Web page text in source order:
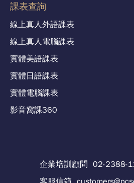
課表查詢
線上真人外語課表
線上真人電腦課表
實體美語課表
實體日語課表
實體電腦課表
影音窩課360
企業培訓顧問 02-2388-